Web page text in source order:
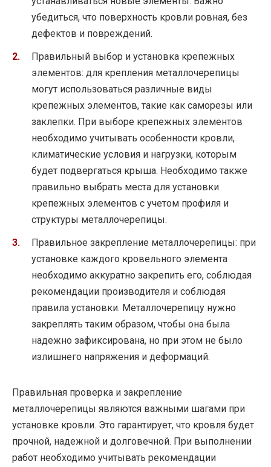
убедиться, что поверхность кровли ровная, без
дефектов и повреждений.
Правильный выбор и установка крепежных
элементов: для крепления металлочерепицы
могут использоваться различные виды
крепежных элементов, такие как саморезы или
заклепки. При выборе крепежных элементов
необходимо учитывать особенности кровли,
климатические условия и нагрузки, которым
будет подвергаться крыша. Необходимо также
правильно выбрать места для установки
крепежных элементов с учетом профиля и
структуры металлочерепицы.
Правильное закрепление металлочерепицы: при
установке каждого кровельного элемента
необходимо аккуратно закрепить его, соблюдая
рекомендации производителя и соблюдая
правила установки. Металлочерепицу нужно
закреплять таким образом, чтобы она была
надежно зафиксирована, но при этом не было
излишнего напряжения и деформаций.
Правильная проверка и закрепление
металлочерепицы являются важными шагами при
установке кровли. Это гарантирует, что кровля будет
прочной, надежной и долговечной. При выполнении
работ необходимо учитывать рекомендации